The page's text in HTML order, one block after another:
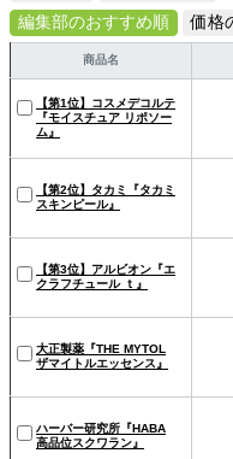
編集部のおすすめ順
価格
商品名
【第1位】コスメデコルテ
『モイスチュア リポソー
ム』
【第2位】タカミ『タカミ
スキンピール』
【第3位】アルビオン『エ
クラフチュール ｔ』
大正製薬『THE MYTOL
ザマイトルエッセンス』
ハーバー研究所『HABA
高品位スクワラン』